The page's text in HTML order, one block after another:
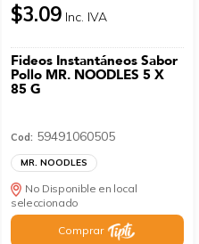
$3.09 Inc. IVA
Fideos Instantáneos Sabor
Pollo MR. NOODLES 5 X
85 G
Cod: 59491060505
MR. NOODLES
No Disponible en local
seleccionado
Comprar